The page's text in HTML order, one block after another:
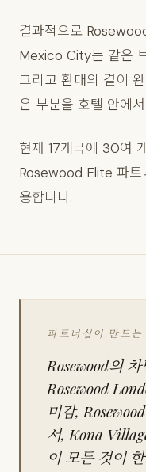
결과적으로
Mexico City는 같은
그리고 환대의 결이
은 부분을 호텔 안에
현재 17개국에 30여
Rosewood Elite 파트
용합니다.
파트너십이 만드는
Rosewood의
Rosewood
미감,
서, Kona
이 모든 것이